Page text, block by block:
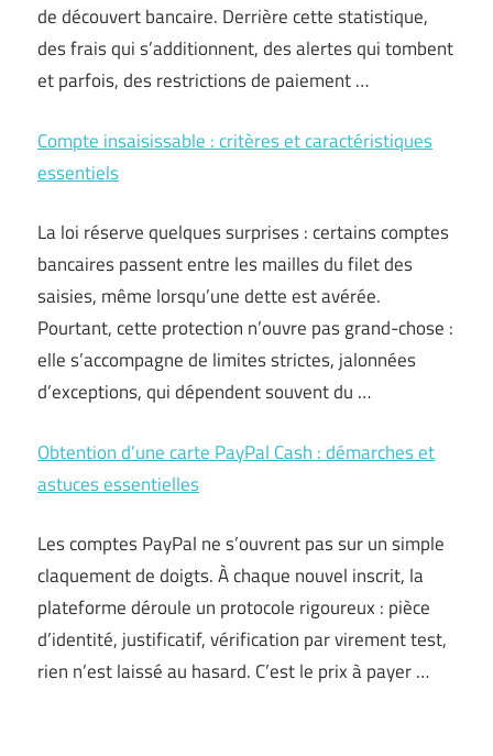
de découvert bancaire. Derrière cette statistique,
des frais qui s’additionnent, des alertes qui tombent
et parfois, des restrictions de paiement …
Compte insaisissable : critères et caractéristiques
essentiels
La loi réserve quelques surprises : certains comptes
bancaires passent entre les mailles du filet des
saisies, même lorsqu’une dette est avérée.
Pourtant, cette protection n’ouvre pas grand-chose :
elle s’accompagne de limites strictes, jalonnées
d’exceptions, qui dépendent souvent du …
Obtention d’une carte PayPal Cash : démarches et
astuces essentielles
Les comptes PayPal ne s’ouvrent pas sur un simple
claquement de doigts. À chaque nouvel inscrit, la
plateforme déroule un protocole rigoureux : pièce
d’identité, justificatif, vérification par virement test,
rien n’est laissé au hasard. C’est le prix à payer …